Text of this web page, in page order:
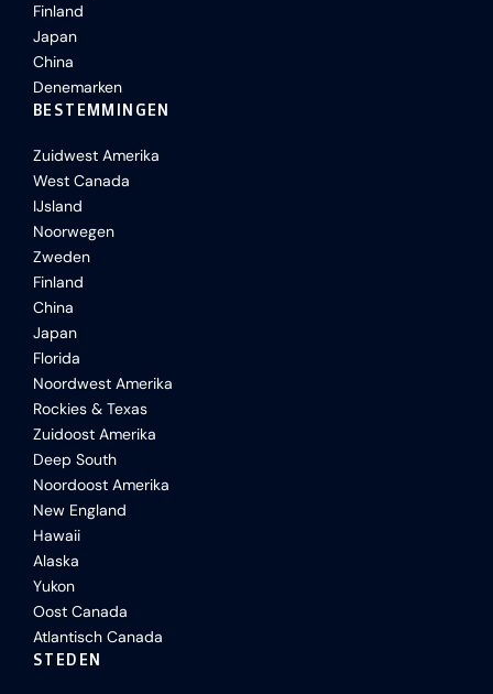
Finland
Japan
China
Denemarken
BESTEMMINGEN
Zuidwest Amerika
West Canada
IJsland
Noorwegen
Zweden
Finland
China
Japan
Florida
Noordwest Amerika
Rockies & Texas
Zuidoost Amerika
Deep South
Noordoost Amerika
New England
Hawaii
Alaska
Yukon
Oost Canada
Atlantisch Canada
STEDEN